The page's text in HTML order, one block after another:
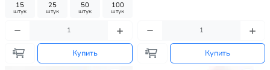
15
штук
25
штук
50
штук
100
штук
Купить Купить